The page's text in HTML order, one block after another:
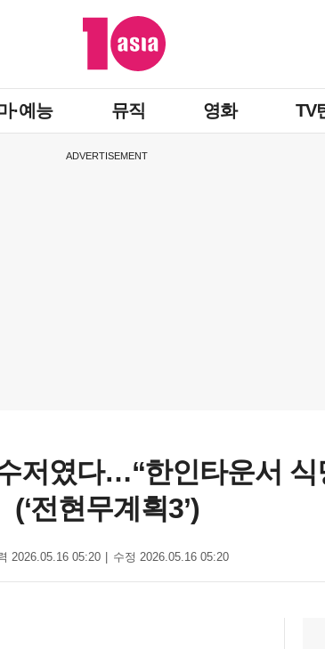
·예능 뮤직 영화 TV
ADVERTISEMENT
저였다…“한인타운서 식
(‘전현무계획3’)
2026.05.16 05:20 수정 2026.05.16 05:20